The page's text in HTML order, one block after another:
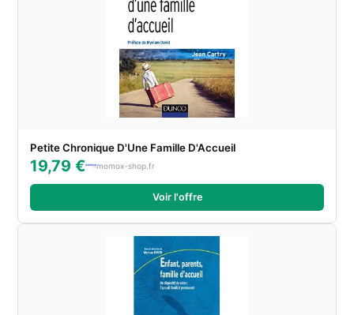
Petite Chronique D'Une Famille D'Accueil
19,79 € momox-shop.fr
Voir l'offre